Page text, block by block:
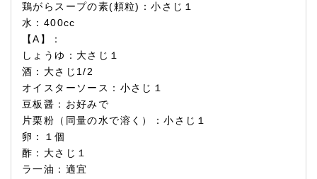
鶏がらスープの素(頼粒)：小さじ１
水：400cc
【A】：
しょうゆ：大さじ１
酒：大さじ1/2
オイスターソース：小さじ１
豆板醤：お好みで
片栗粉（同量の水で溶く）：小さじ１
卵：１個
酢：大さじ１
ラ一油：適宜